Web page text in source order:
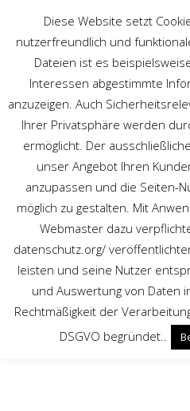
OFFICE
Schaltbares Glas/
Diese Website setzt
nutzerfreundlich und
Dateien ist es
Interessen abgestimmte
anzuzeigen. Auch
Ihrer Privatsphäre werden
ermöglicht. Der
unser Angebot Ihren
anzupassen und die Seiten-
möglich zu gestalten. Mit
Webmaster dazu
datenschutz.org/
leisten und seine Nutzer
und Auswertung von Daten
Rechtmäßigkeit der
DSGVO begründet..